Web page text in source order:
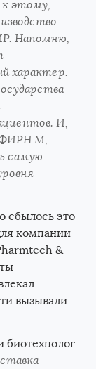
этому,
Напомню,
характер.
И,
ФИРН М,
самую
сбылось это
компании
&
вызывали
биотехнолог